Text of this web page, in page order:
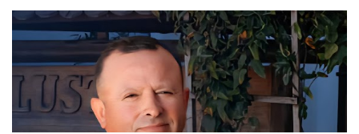
estableció que estos funcionarios —quienes administran o
custodian fondos públicos— efectuaron transacciones por un
monto total de $116.075.918 entre enero de 2024 y junio de 2025.
En el detalle regional, se indica que en la comuna de Cauquenes se
identificó a cuatro funcionarios involucrados en este tipo de
operaciones. Asimismo, se precisa que uno de los casos